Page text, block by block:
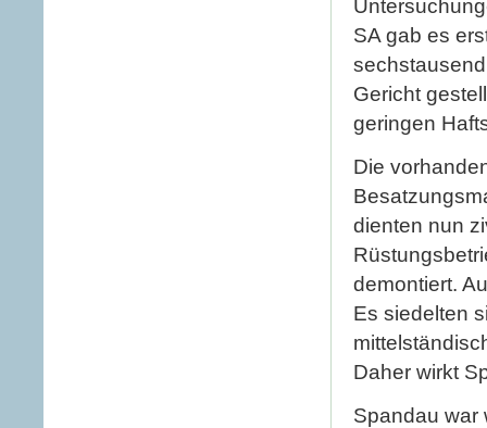
SA gab es
Gericht
geringen
Die
dienten nun
demontiert.
Es siedelten
Daher wirkt
Spandau war